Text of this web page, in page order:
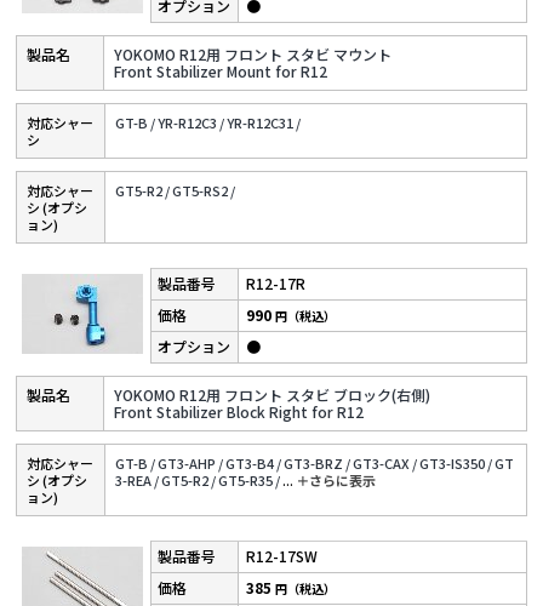
YOKOMO R12用 フロント スタビ マウント
Front Stabilizer Mount for R12
●
対応シャー
シ
GT-B /YR-R12C3 /YR-R12C31 /
対応シャー
シ (オプシ
ョン)
GT5-R2 /GT5-RS2 /
R12-17R
YOKOMO R12用 フロント スタビ ブロック(右側)
Front Stabilizer Block Right for R12
990円（税込）
●
対応シャー
シ (オプシ
ョン)
GT-B /GT3-AHP /GT3-B4 /GT3-BRZ /GT3-CAX /GT3-IS350 /GT
3-REA /GT5-R2 /GT5-R35 /... ＋さらに表⽰
R12-17SW
385円（税込）